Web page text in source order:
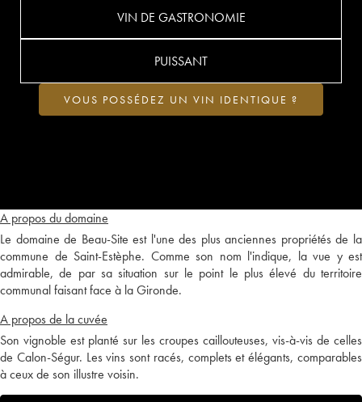
A propos du domaine
Le domaine de Beau-Site est l'une des plus anciennes propriétés de la
commune de Saint-Estèphe. Comme son nom l'indique, la vue y est
admirable, de par sa situation sur le point le plus élevé du territoire
communal faisant face à la Gironde.
A propos de la cuvée
Son vignoble est planté sur les croupes caillouteuses, vis-à-vis de celles
de Calon-Ségur. Les vins sont racés, complets et élégants, comparables
à ceux de son illustre voisin.
VIN DE GASTRONOMIE
PUISSANT
VOUS POSSÉDEZ UN VIN IDENTIQUE ?